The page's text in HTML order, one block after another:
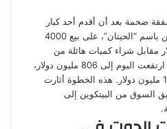
ضخمة بعد أن أقدم أحد كبار
مستثمري البيتكوين، المعروفين باسم “الحيتان”، على بيع 4000
460 مليون دولار مقابل شراء كميات هائلة من
الإيثريوم. قيمة هذه المقتنيات ارتفعت اليوم إلى 806 مليون دولار،
ما يشير إلى أرباح تجاوزت 100 مليون دولار. هذه الخطوة أثارت
السوق من البيتكوين إلى